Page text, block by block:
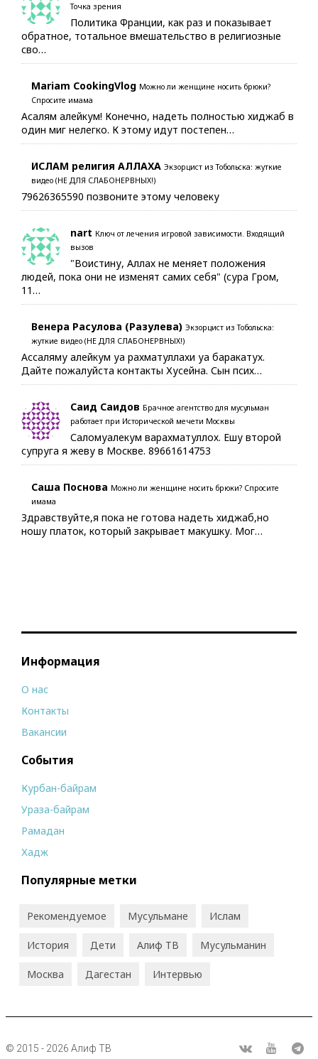
Точка зрения
Политика Франции, как раз и показывает
обратное, тотальное вмешательство в религиозные
сво…
Mariam CookingVlog Можно ли женщине носить брюки?
Спросите имама
Асалям алейкум! Конечно, надеть полностью хиджаб в
один миг нелегко. К этому идут постепен…
ИСЛАМ религия АЛЛАХА Экзорцист из Тобольска: жуткие
видео (НЕ ДЛЯ СЛАБОНЕРВНЫХ!)
79626365590 позвоните этому человеку
nart Ключ от лечения игровой зависимости. Входящий
вызов
"Воистину, Аллах не меняет положения
людей, пока они не изменят самих себя" (сура Гром,
11…
Венера Расулова (Разулева) Экзорцист из Тобольска:
жуткие видео (НЕ ДЛЯ СЛАБОНЕРВНЫХ!)
Ассаляму алейкум уа рахматуллахи уа баракатух.
Дайте пожалуйста контакты Хусейна. Сын псих…
Саид Саидов Брачное агентство для мусульман
работает при Исторической мечети Москвы
Саломуалекум варахматуллох. Ешу второй
супруга я жеву в Москве. 89661614753
Саша Поснова Можно ли женщине носить брюки? Спросите
имама
Здравствуйте,я пока не готова надеть хиджаб,но
ношу платок, который закрывает макушку. Мог…
Информация
О нас
Контакты
Вакансии
События
Курбан-байрам
Ураза-байрам
Рамадан
Хадж
Популярные метки
Рекомендуемое Мусульмане Ислам
История Дети Алиф ТВ Мусульманин
Москва Дагестан Интервью
© 2015 - 2026 Алиф ТВ